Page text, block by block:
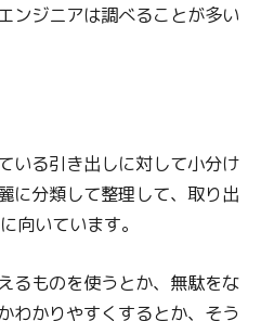
ンジニアは調べることが多い
いる引き出しに対して小分け
に分類して整理して、取り出
向いています。
るものを使うとか、無駄をな
わかりやすくするとか、そう